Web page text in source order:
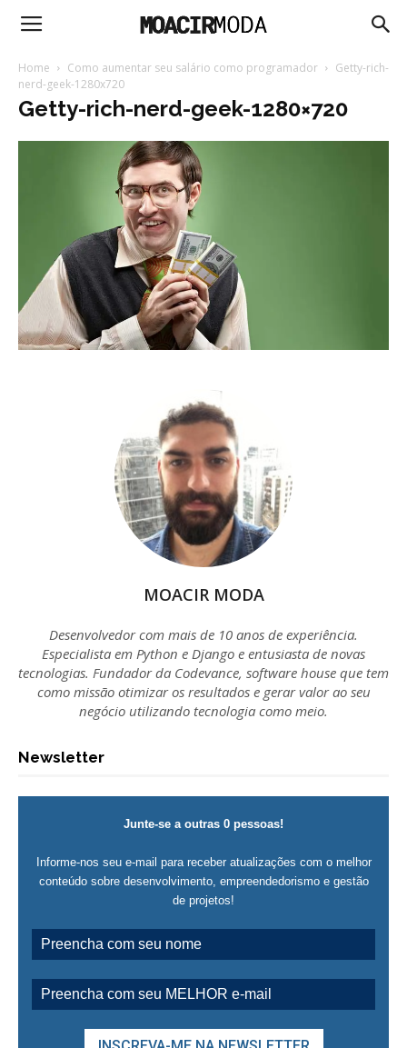
Moacir
Moda
Home Como aumentar seu salário como programador
Getty-rich-
nerd-geek-1280x720
Getty-rich-nerd-geek-1280×720
MOACIR MODA
Desenvolvedor com mais de 10 anos de experiência.
Especialista em Python e Django e entusiasta de novas
tecnologias. Fundador da Codevance, software house que tem
como missão otimizar os resultados e gerar valor ao seu
negócio utilizando tecnologia como meio.
Newsletter
Junte-se a outras 0 pessoas!
Informe-nos seu e-mail para receber atualizações com o melhor
conteúdo sobre desenvolvimento, empreendedorismo e gestão
de projetos!